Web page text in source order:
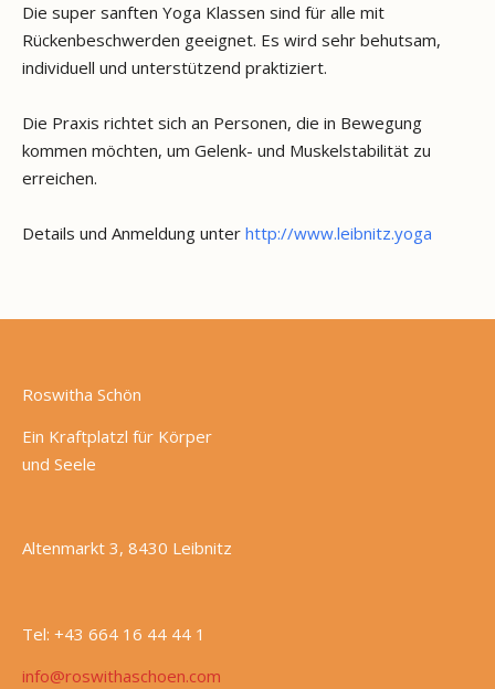
Die super sanften Yoga Klassen sind für alle mit
Rückenbeschwerden geeignet. Es wird sehr behutsam,
individuell und unterstützend praktiziert.
Die Praxis richtet sich an Personen, die in Bewegung
kommen möchten, um Gelenk- und Muskelstabilität zu
erreichen.
Details und Anmeldung unter http://www.leibnitz.yoga
Roswitha Schön
Ein Kraftplatzl für Körper
und Seele
Altenmarkt 3, 8430 Leibnitz
Tel: +43 664 16 44 44 1
info@roswithaschoen.com